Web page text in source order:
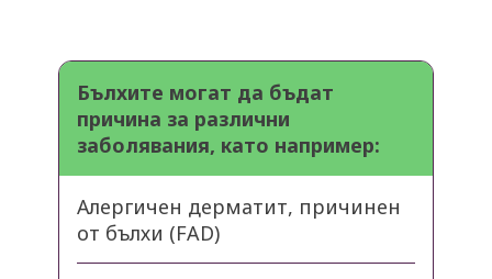
Бълхите могат да бъдат
причина за различни
заболявания, като например:
Алергичен дерматит, причинен
от бълхи (FAD)